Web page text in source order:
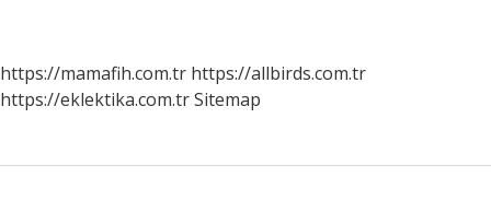
https://mamafih.com.tr https://allbirds.com.tr
https://eklektika.com.trSitemap